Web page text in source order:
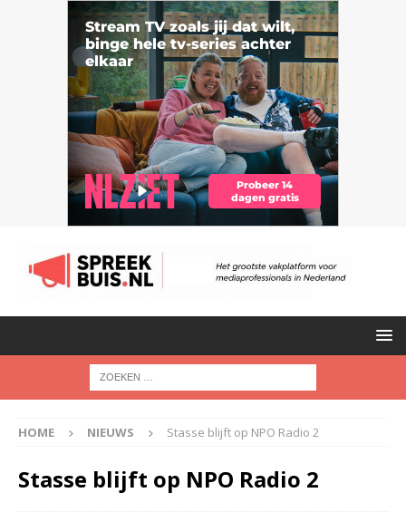
HOME NIEUWS Stasse blijft op NPO Radio 2
Stasse blijft op NPO Radio 2